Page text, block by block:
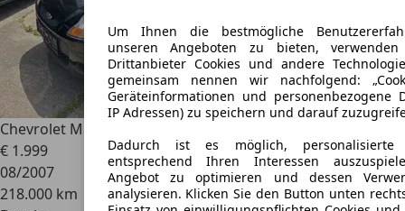
Chevrolet Matiz
€ 1.999
08/2007
218.000 km
Um Ihnen die bestmögliche
unseren Angeboten zu bieten,
Drittanbieter Cookies und andere
gemeinsam nennen wir nachfolgend:
Geräteinformationen und personenbezogene
IP Adressen) zu speichern und darauf
Dadurch ist es möglich, personalisierte
entsprechend Ihren Interessen
Angebot zu optimieren und dessen
analysieren. Klicken Sie den Button unten